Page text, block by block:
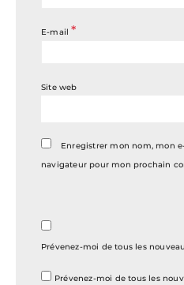
E-mail*
Site web
Enregistrer mon nom, mon
navigateur pour mon prochain
Prévenez-moi de tous les
Prévenez-moi de tous les